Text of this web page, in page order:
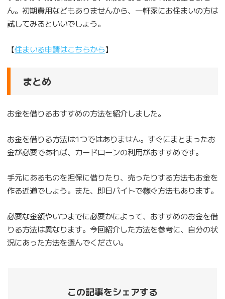
ん。初期費用などもありませんから、一軒家にお住まいの方は
試してみるといいでしょう。
【住まいる申請はこちらから】
まとめ
お金を借りるおすすめの方法を紹介しました。
お金を借りる方法は1つではありません。すぐにまとまったお
金が必要であれば、カードローンの利用がおすすめです。
手元にあるものを担保に借りたり、売ったりする方法もお金を
作る近道でしょう。また、即日バイトで稼ぐ方法もあります。
必要な金額やいつまでに必要かによって、おすすめのお金を借
りる方法は異なります。今回紹介した方法を参考に、自分の状
況にあった方法を選んでください。
この記事をシェアする